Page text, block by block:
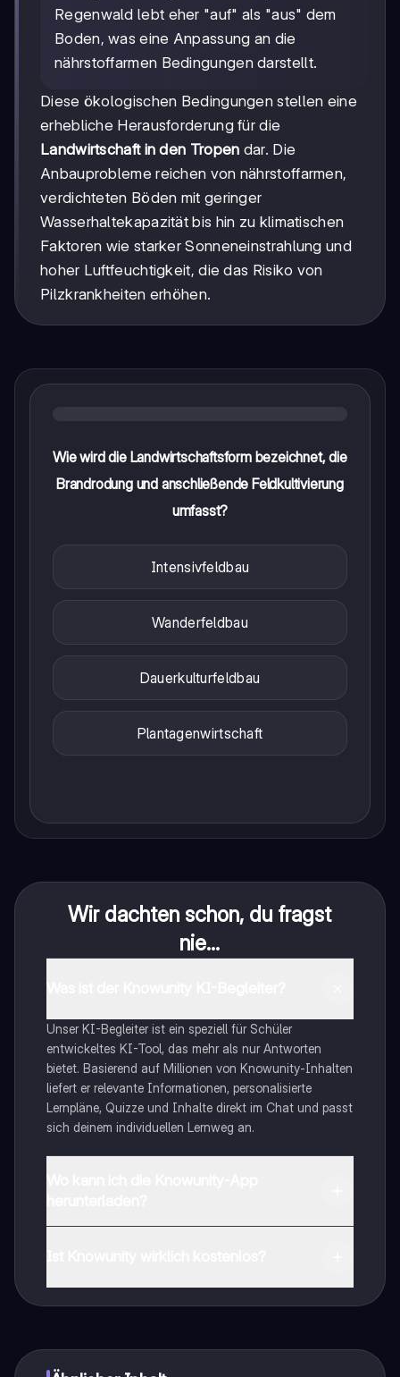
Regenwald lebt eher "auf" als "aus" dem
Boden, was eine Anpassung an die
nährstoffarmen Bedingungen darstellt.
Diese ökologischen Bedingungen stellen eine
erhebliche Herausforderung für die
Landwirtschaft in den Tropen dar. Die
Anbauprobleme reichen von nährstoffarmen,
verdichteten Böden mit geringer
Wasserhaltekapazität bis hin zu klimatischen
Faktoren wie starker Sonneneinstrahlung und
hoher Luftfeuchtigkeit, die das Risiko von
Pilzkrankheiten erhöhen.
Wie wird die Landwirtschaftsform bezeichnet, die
Brandrodung und anschließende Feldkultivierung
umfasst?
Intensivfeldbau
Wanderfeldbau
Dauerkulturfeldbau
Plantagenwirtschaft
Wir dachten schon, du fragst
nie...
Unser KI-Begleiter ist ein speziell für Schüler
entwickeltes KI-Tool, das mehr als nur Antworten
bietet. Basierend auf Millionen von Knowunity-Inhalten
liefert er relevante Informationen, personalisierte
Lernpläne, Quizze und Inhalte direkt im Chat und passt
sich deinem individuellen Lernweg an.